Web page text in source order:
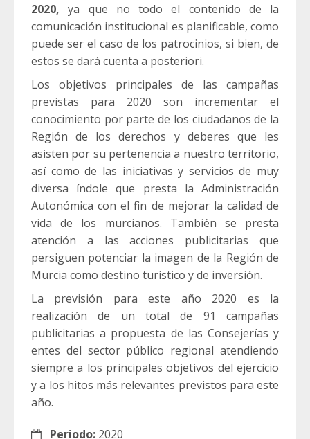
2020, ya que no todo el contenido de la
comunicación institucional es planificable, como
puede ser el caso de los patrocinios, si bien, de
estos se dará cuenta a posteriori.
Los objetivos principales de las campañas
previstas para 2020 son incrementar el
conocimiento por parte de los ciudadanos de la
Región de los derechos y deberes que les
asisten por su pertenencia a nuestro territorio,
así como de las iniciativas y servicios de muy
diversa índole que presta la Administración
Autonómica con el fin de mejorar la calidad de
vida de los murcianos. También se presta
atención a las acciones publicitarias que
persiguen potenciar la imagen de la Región de
Murcia como destino turístico y de inversión.
La previsión para este año 2020 es la
realización de un total de 91 campañas
publicitarias a propuesta de las Consejerías y
entes del sector público regional atendiendo
siempre a los principales objetivos del ejercicio
y a los hitos más relevantes previstos para este
año.
Periodo: 2020